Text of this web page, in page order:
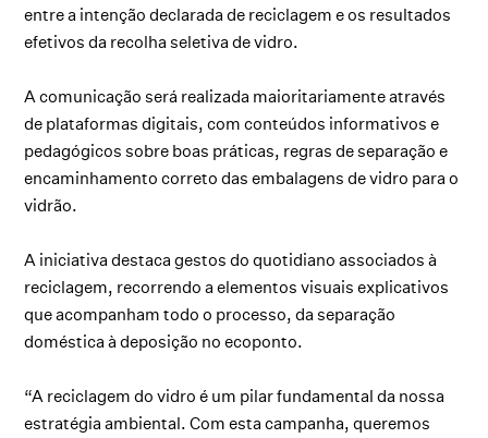
entre a intenção declarada de reciclagem e os resultados
efetivos da recolha seletiva de vidro.
A comunicação será realizada maioritariamente através
de plataformas digitais, com conteúdos informativos e
pedagógicos sobre boas práticas, regras de separação e
encaminhamento correto das embalagens de vidro para o
vidrão.
A iniciativa destaca gestos do quotidiano associados à
reciclagem, recorrendo a elementos visuais explicativos
que acompanham todo o processo, da separação
doméstica à deposição no ecoponto.
“A reciclagem do vidro é um pilar fundamental da nossa
estratégia ambiental. Com esta campanha, queremos